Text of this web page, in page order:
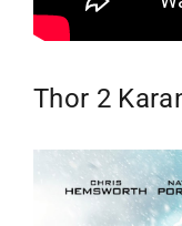
Thor 2